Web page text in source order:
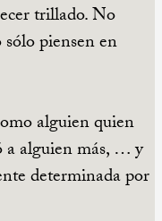
trillado. No
piensen en
alguien quien
a alguien más, … y
determinada por